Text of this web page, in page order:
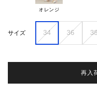
オレンジ
サイズ 34 36 38
再入